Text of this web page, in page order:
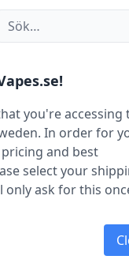
you're accessing
In order for
and best
select your
only ask for this
Vapeband